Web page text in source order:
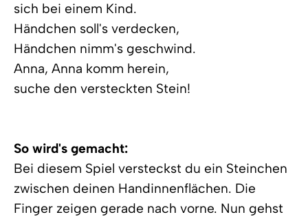
sich bei einem Kind.
Händchen soll's verdecken,
Händchen nimm's geschwind.
Anna, Anna komm herein,
suche den versteckten Stein!
So wird's gemacht:
Bei diesem Spiel versteckst du ein Steinchen
zwischen deinen Handinnenflächen. Die
Finger zeigen gerade nach vorne. Nun gehst